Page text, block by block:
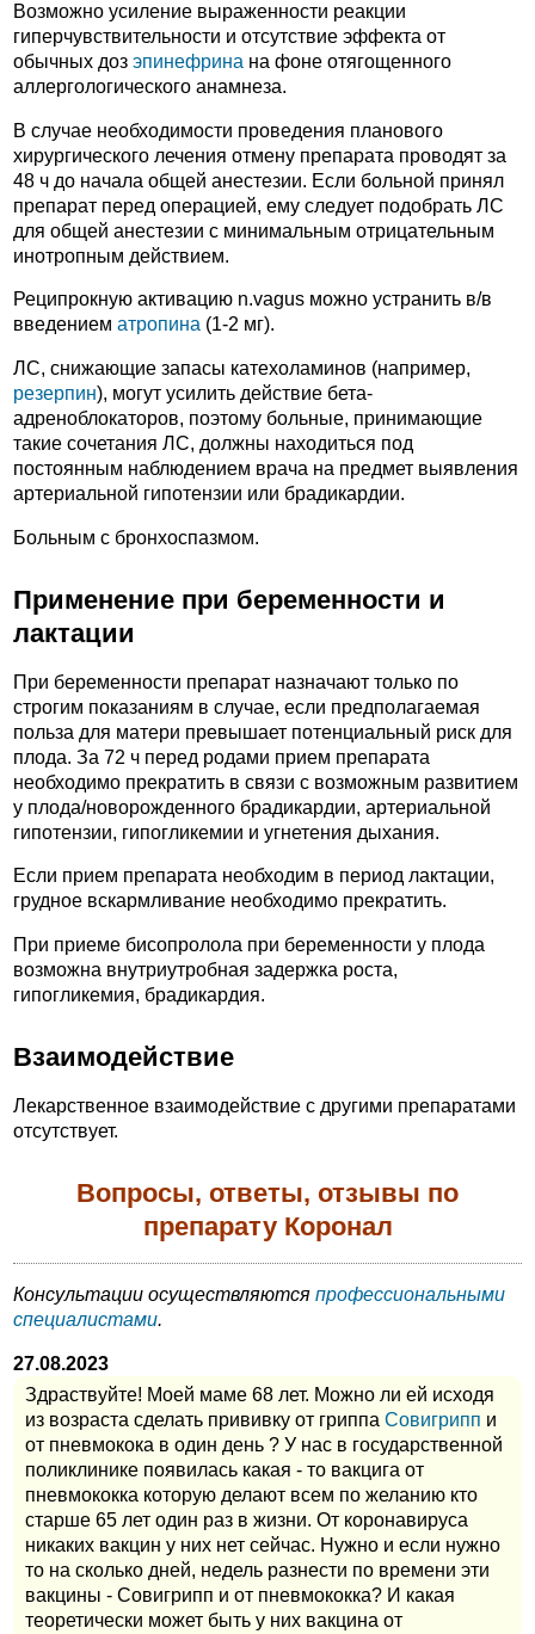
Возможно усиление выраженности реакции
гиперчувствительности и отсутствие эффекта от
обычных доз эпинефрина на фоне отягощенного
аллергологического анамнеза.
В случае необходимости проведения планового
хирургического лечения отмену препарата проводят за
48 ч до начала общей анестезии. Если больной принял
препарат перед операцией, ему следует подобрать ЛС
для общей анестезии с минимальным отрицательным
инотропным действием.
Реципрокную активацию n.vagus можно устранить в/в
введением атропина (1-2 мг).
ЛС, снижающие запасы катехоламинов (например,
резерпин), могут усилить действие бета-
адреноблокаторов, поэтому больные, принимающие
такие сочетания ЛС, должны находиться под
постоянным наблюдением врача на предмет выявления
артериальной гипотензии или брадикардии.
Больным с бронхоспазмом.
Применение при беременности и
лактации
При беременности препарат назначают только по
строгим показаниям в случае, если предполагаемая
польза для матери превышает потенциальный риск для
плода. За 72 ч перед родами прием препарата
необходимо прекратить в связи с возможным развитием
у плода/новорожденного брадикардии, артериальной
гипотензии, гипогликемии и угнетения дыхания.
Если прием препарата необходим в период лактации,
грудное вскармливание необходимо прекратить.
При приеме бисопролола при беременности у плода
возможна внутриутробная задержка роста,
гипогликемия, брадикардия.
Взаимодействие
Лекарственное взаимодействие с другими препаратами
отсутствует.
Вопросы, ответы, отзывы по
препарату Коронал
Консультации осуществляются профессиональными
специалистами.
27.08.2023
Здраствуйте! Моей маме 68 лет. Можно ли ей исходя
из возраста сделать прививку от гриппа Совигрипп и
от пневмокока в один день ? У нас в государственной
поликлинике появилась какая - то вакцига от
пневмококка которую делают всем по желанию кто
старше 65 лет один раз в жизни. От коронавируса
никаких вакцин у них нет сейчас. Нужно и если нужно
то на сколько дней, недель разнести по времени эти
вакцины - Совигрипп и от пневмококка? И какая
теоретически может быть у них вакцина от